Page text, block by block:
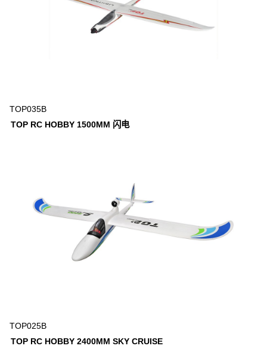
TOP035B
TOP RC HOBBY 1500MM 闪电
TOP025B
TOP RC HOBBY 2400MM SKY CRUISE